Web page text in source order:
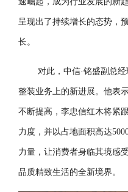
呈现出了持续增长的态势，
长。
对此，中信·铭盛副总
整装业务上的新进展。他表
不断提高，李忠信红木将紧
力度，并以占地面积高达
力量，让消费者身临其境感
品质精致生活的全新境界。